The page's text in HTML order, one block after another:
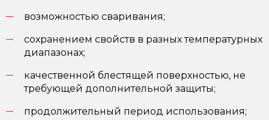
возможностью сваривания;
сохранением свойств в разных температурных
диапазонах;
качественной блестящей поверхностью, не
требующей дополнительной защиты;
продолжительный период использования;